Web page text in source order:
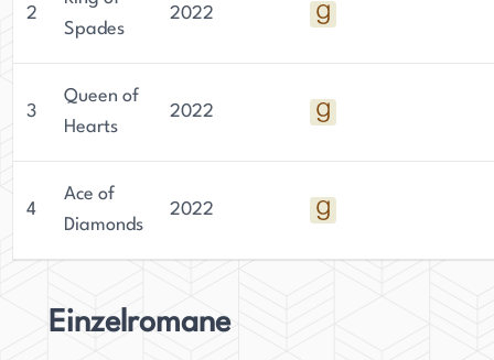
2
Spades
2022
3
Queen of
Hearts
2022
4
Ace of
Diamonds
2022
Einzelromane